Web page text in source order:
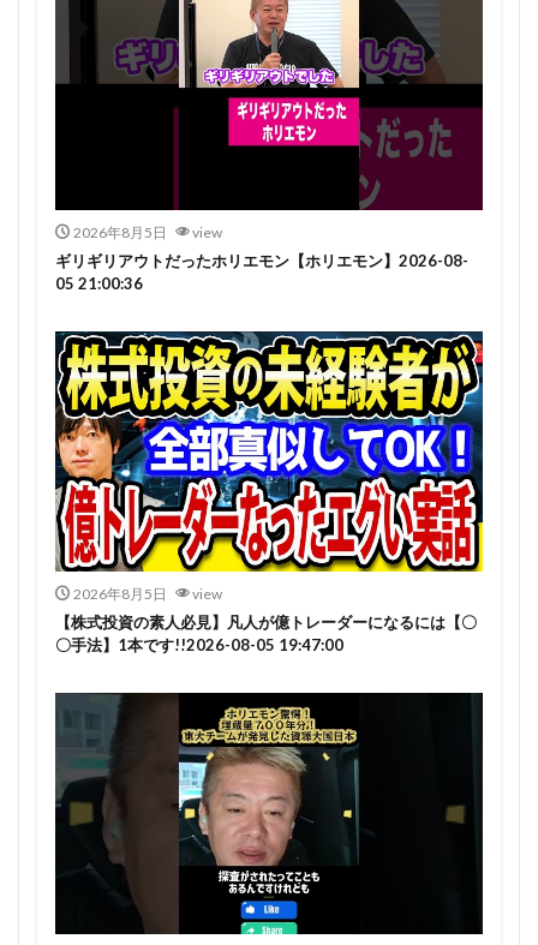
2026年8月5日 view
ギリギリアウトだったホリエモン【ホリエモン】2026-08-
05 21:00:36
2026年8月5日 view
【株式投資の素人必見】凡人が億トレーダーになるには【〇
〇手法】1本です!!2026-08-05 19:47:00